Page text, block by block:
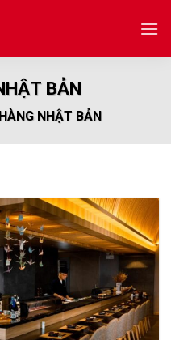
BẢN
NHẬT BẢN